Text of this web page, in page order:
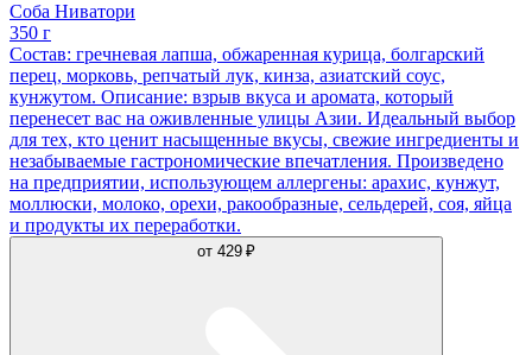
Соба Ниватори
350 г
Состав: гречневая лапша, обжаренная курица, болгарский
перец, морковь, репчатый лук, кинза, азиатский соус,
кунжутом. Описание: взрыв вкуса и аромата, который
перенесет вас на оживленные улицы Азии. Идеальный выбор
для тех, кто ценит насыщенные вкусы, свежие ингредиенты и
незабываемые гастрономические впечатления. Произведено
на предприятии, использующем аллергены: арахис, кунжут,
моллюски, молоко, орехи, ракообразные, сельдерей, соя, яйца
и продукты их переработки.
от 429 ₽